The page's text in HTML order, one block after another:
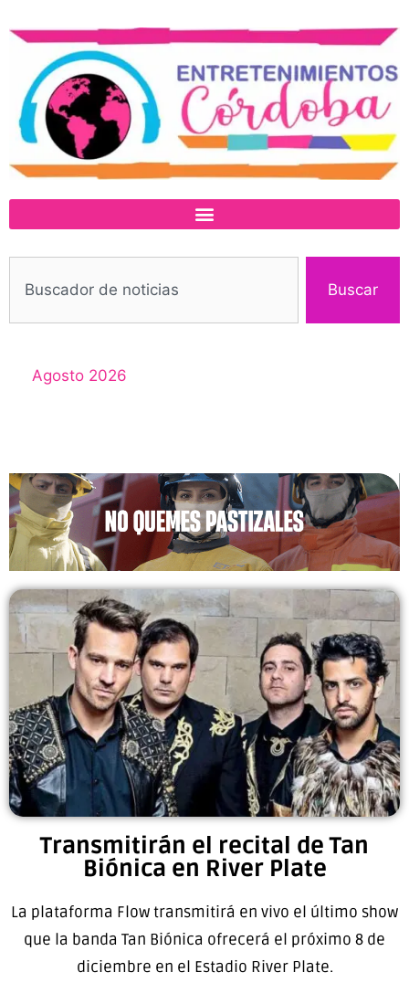
Buscar
Agosto 2026
Transmitirán el recital de Tan
Biónica en River Plate
La plataforma Flow transmitirá en vivo el último show
que la banda Tan Biónica ofrecerá el próximo 8 de
diciembre en el Estadio River Plate.